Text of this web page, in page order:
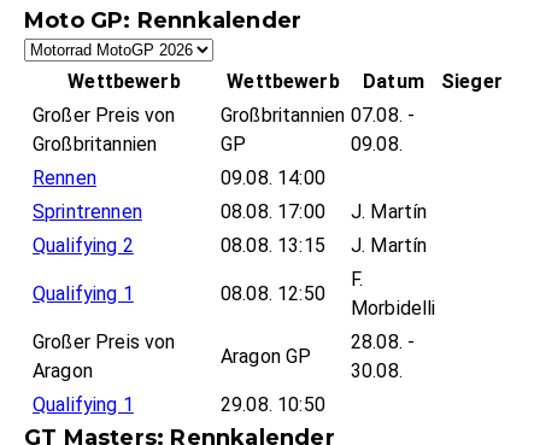
Moto GP: Rennkalender
Wettbewerb Wettbewerb Datum
Sieger
Großer Preis von
Großbritannien
Großbritannien
GP
07.08. -
09.08.
Rennen
09.08. 14:00
Sprintrennen
08.08. 17:00
J. Martín
Qualifying 2
08.08. 13:15 J. Martín
Qualifying 1 08.08. 12:50
F.
Morbidelli
Großer Preis von
Aragon
Aragon GP
28.08. -
30.08.
Qualifying 1
29.08. 10:50
GT Masters: Rennkalender